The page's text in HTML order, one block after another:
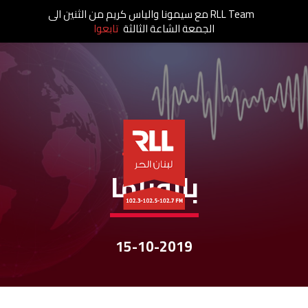
نشرات الأخبار
بانوراما
15-10-2019
RLL Team مع سيمونا والياس كريم من الثنين الى
الجمعة الشاعة الثالثة تابعوا